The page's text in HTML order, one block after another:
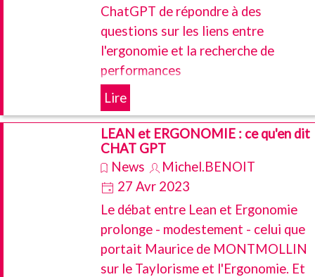
ChatGPT de répondre à des
questions sur les liens entre
l'ergonomie et la recherche de
performances
Lire
LEAN et ERGONOMIE : ce qu'en dit
CHAT GPT
News
Michel.BENOIT
27 Avr 2023
Le débat entre Lean et Ergonomie
prolonge - modestement - celui que
portait Maurice de MONTMOLLIN
sur le Taylorisme et l'Ergonomie. Et